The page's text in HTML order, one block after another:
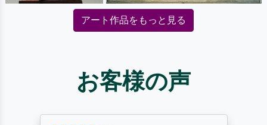
アート作品をもっと見る
お客様の声